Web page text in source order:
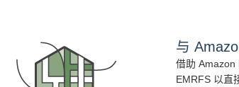
与
借助 Amazon
EMRFS 以直